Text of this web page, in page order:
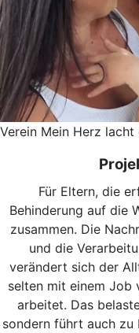
Verein Mein Herz
Für Eltern, die
Behinderung auf die
zusammen. Die
und die
verändert sich der
selten mit einem Job
arbeitet. Das
sondern führt auch zu